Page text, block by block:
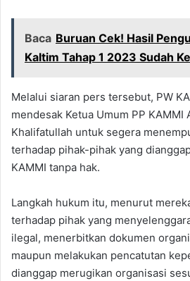
Baca Buruan Cek! Hasil
Kaltim Tahap 1 2023 Sudah
Melalui siaran pers tersebut, PW
mendesak Ketua Umum PP KAMMI
Khalifatullah untuk segera
terhadap pihak-pihak yang
KAMMI tanpa hak.
Langkah hukum itu, menurut
terhadap pihak yang
ilegal, menerbitkan dokumen
maupun melakukan pencatutan
dianggap merugikan organisasi